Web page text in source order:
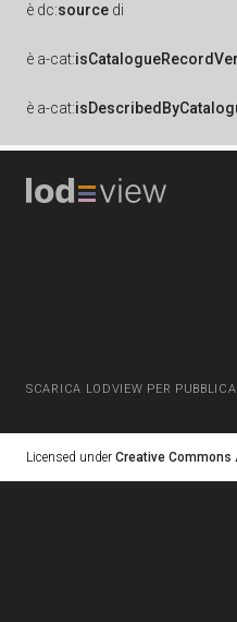
è dc:source di
è a-cat:
è a-cat:
SCARICA LODVIEW PER
Licensed under Creative Commons